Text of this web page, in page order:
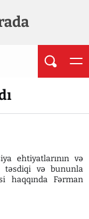
ehtiyatlarının və
təsdiqi və bununla
haqqında Fərman